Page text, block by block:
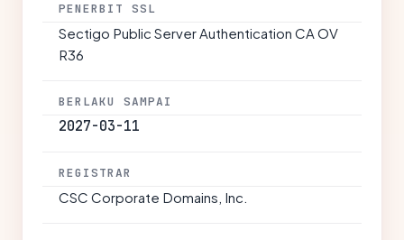
PENERBIT SSL
Sectigo Public Server Authentication CA OV
R36
BERLAKU SAMPAI
2027-03-11
REGISTRAR
CSC Corporate Domains, Inc.